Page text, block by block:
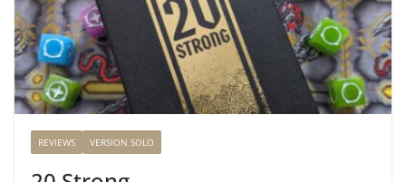
REVIEWS VERSION SOLO